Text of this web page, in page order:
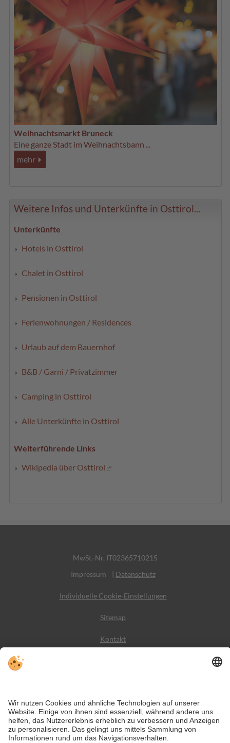
Weihnachtsmarkt Bruneck
Eine ganze Stadt im Weihnachtsbann ...
mehr
Weitere Infos und Unterkünfte in Osttirol...
Unterkünfte
Hotels in Osttirol
Chalet in Osttirol
Pensionen in Osttirol
Ferienwohnungen / Residences
Urlaub auf dem Bauernhof
B&B / Garni / Privatzimmer
Camping in Osttirol
Alle Unterkünfte in Osttirol
Weiterführende Links
Wikipedia über Osttirol
MwSt.-Nr. IT02365710215
Impressum
| Datenschutz
Individuelle Cookie-Einstellungen
Sitemap
Kontakt
Trotz genauer Arbeit und ständigem Aktualisieren der Inhalte, können
Fehler auftreten. Wir übernehmen keine Gewähr für die Richtigkeit und
Vollständigkeit aller Informationen.
Informieren Sie sich sicherheitshalber nochmals beim Veranstalter vor